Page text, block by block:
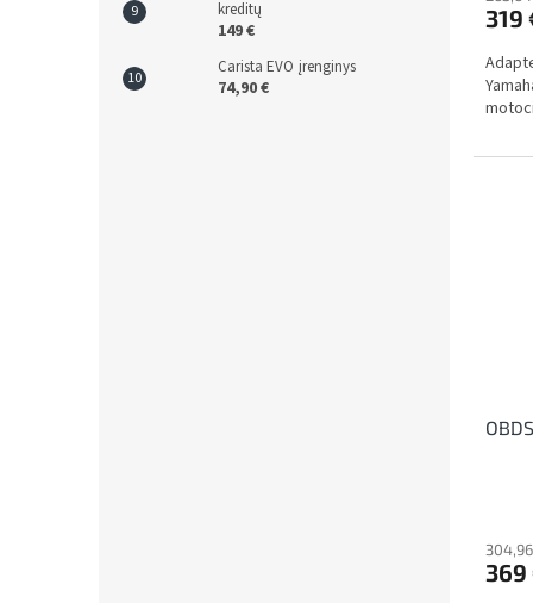
kreditų
149 €
Carista EVO įrenginys
74,90 €
319
369